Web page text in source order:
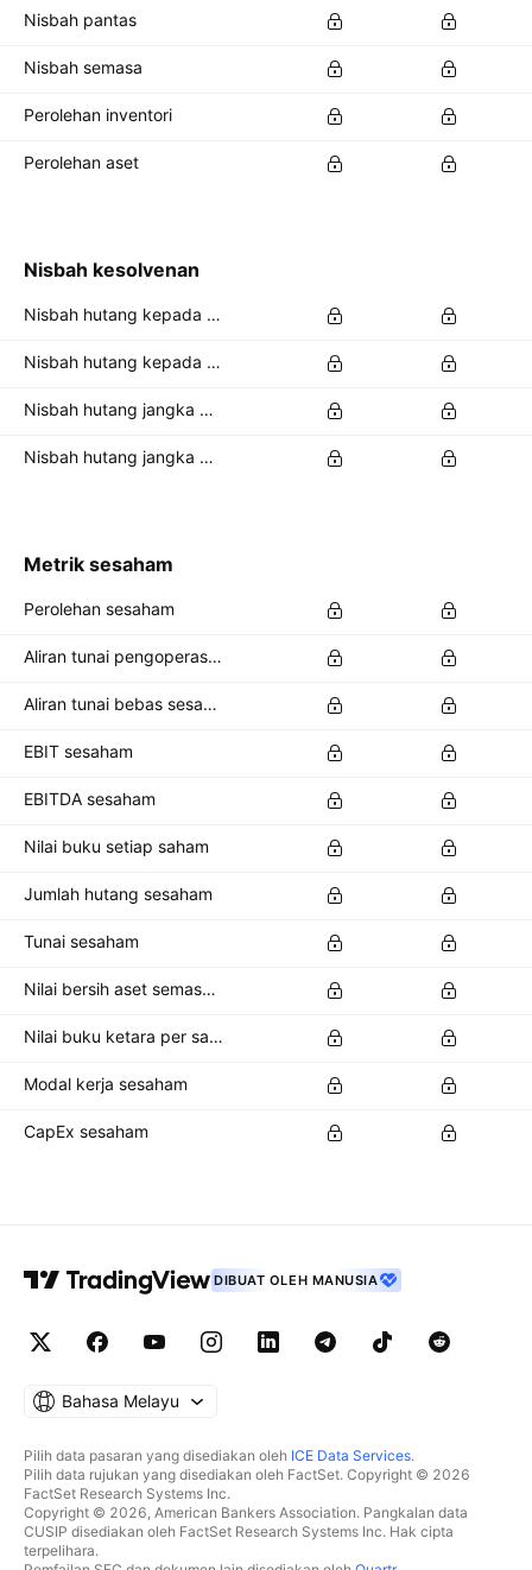
Nisbah pantas
Nisbah semasa
Perolehan inventori
Perolehan aset
Nisbah kesolvenan
Nisbah hutang kepada aset
Nisbah hutang kepada ekuiti
Nisbah hutang jangka panjang kepada jumlah asset
Nisbah hutang jangka panjang kepada jumlah ekuiti
Metrik sesaham
Perolehan sesaham
Aliran tunai pengoperasian sesaham
Aliran tunai bebas sesaham
EBIT sesaham
EBITDA sesaham
Nilai buku setiap saham
Jumlah hutang sesaham
Tunai sesaham
Nilai bersih aset semasa per saham
Nilai buku ketara per saham
Modal kerja sesaham
CapEx sesaham
DIBUAT OLEH MANUSIA
Bahasa Melayu
Pilih data pasaran yang disediakan oleh ICE Data Services.
Pilih data rujukan yang disediakan oleh FactSet. Copyright © 2026
FactSet Research Systems Inc.
Copyright © 2026, American Bankers Association. Pangkalan data
CUSIP disediakan oleh FactSet Research Systems Inc. Hak cipta
terpelihara.